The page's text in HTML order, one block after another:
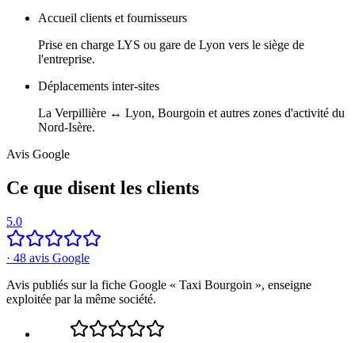
Accueil clients et fournisseurs
Prise en charge LYS ou gare de Lyon vers le siège de
l'entreprise.
Déplacements inter-sites
La Verpillière ↔ Lyon, Bourgoin et autres zones d'activité du
Nord-Isère.
Avis Google
Ce que disent les clients
5.0
· 48 avis Google
Avis publiés sur la fiche Google « Taxi Bourgoin », enseigne
exploitée par la même société.